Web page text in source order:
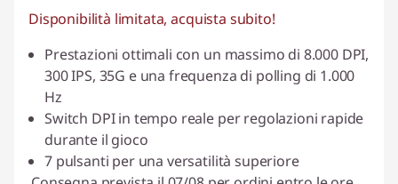
Disponibilità limitata, acquista subito!
Prestazioni ottimali con un massimo di 8.000 DPI,
300 IPS, 35G e una frequenza di polling di 1.000
Hz
Switch DPI in tempo reale per regolazioni rapide
durante il gioco
7 pulsanti per una versatilità superiore